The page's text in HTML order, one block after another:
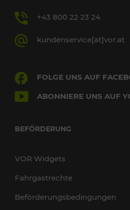
+43 800 22 23 24
kundenservice[at]vor.at
FOLGE UNS AUF
ABONNIERE UNS AUF
BEFÖRDERUNG
VOR Widgets
Fahrgastrechte
Beförderungsbedingungen